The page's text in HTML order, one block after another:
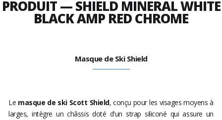
PRODUIT — SHIELD MINERAL WHITE
BLACK AMP RED CHROME
Masque de Ski Shield
Le masque de ski Scott Shield, conçu pour les visages moyens à
larges, intègre un châssis doté d'un strap siliconé qui assure un